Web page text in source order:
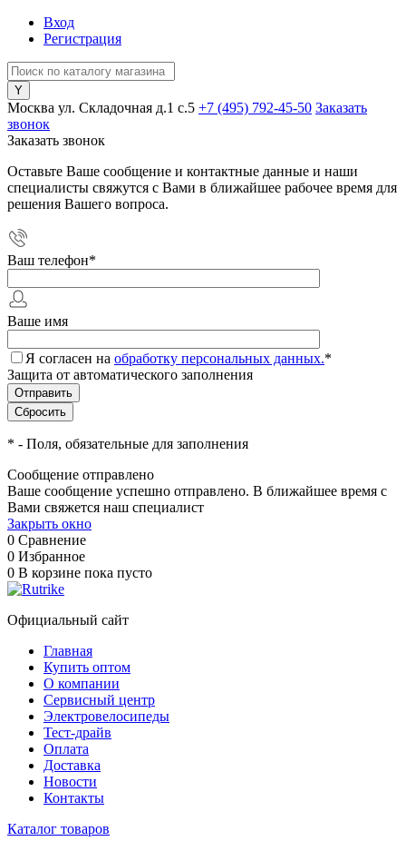
Вход
Регистрация
Москва ул. Складочная д.1 c.5 +7 (495) 792-45-50 Заказать
звонок
Заказать звонок
Оставьте Ваше сообщение и контактные данные и наши
специалисты свяжутся с Вами в ближайшее рабочее время для
решения Вашего вопроса.
Ваш телефон*
Ваше имя
Я согласен на обработку персональных данных.*
Защита от автоматического заполнения
* - Поля, обязательные для заполнения
Сообщение отправлено
Ваше сообщение успешно отправлено. В ближайшее время с
Вами свяжется наш специалист
Закрыть окно
0 Сравнение
0 Избранное
0 В корзине пока пусто
Официальный сайт
Главная
Купить оптом
О компании
Сервисный центр
Электровелосипеды
Тест-драйв
Оплата
Доставка
Новости
Контакты
Каталог товаров